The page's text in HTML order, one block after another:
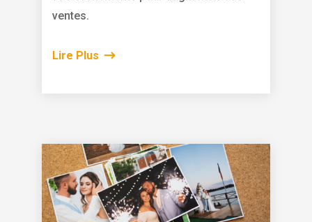
ventes.
Lire Plus